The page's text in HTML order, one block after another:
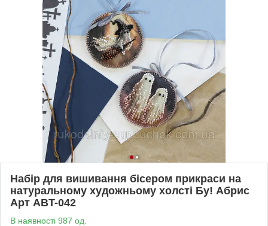
Набір для вишивання бісером прикраси на
натуральному художньому холсті Бу! Абрис
Арт ABT-042
В наявності 987 од.